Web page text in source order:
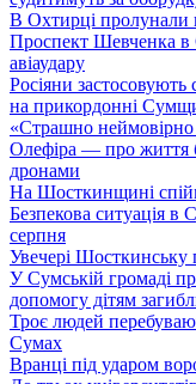
В Охтирці пролунали
Проспект Шевченка в
авіаудару
Росіяни
на прикордонні
«Страшно
Олефіра — про життя
дронами
На Шосткинщині
Безпекова ситуація в
серпня
Увечері Шосткинську
У Сумській громаді
допомогу дітям
Троє людей
Сумах
Вранці під ударом